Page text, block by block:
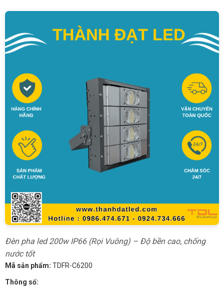
Đèn pha led 200w IP66 (Rọi Vuông) – Độ bền cao, chống
nước tốt
Mã sản phẩm: TDFR-C6200
Thông số: